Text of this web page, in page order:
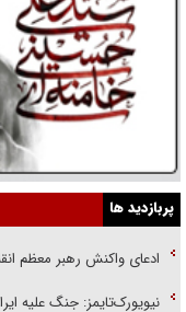
پربازدید ها
ادعای واکنش رهبر معظم
نیویورک‌تایمز: جنگ علیه